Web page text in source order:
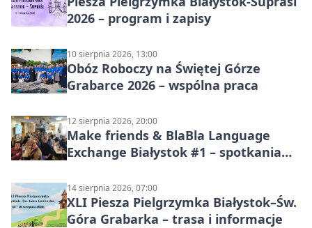
2026 – program i zapisy
10 sierpnia 2026, 13:00
Obóz Roboczy na Świętej Górze
Grabarce 2026 – wspólna praca
12 sierpnia 2026, 20:00
Make friends & BlaBla Language
Exchange Białystok #1 – spotkania
14 sierpnia 2026, 07:00
XLI Piesza Pielgrzymka Białystok–Św.
Góra Grabarka – trasa i informacje